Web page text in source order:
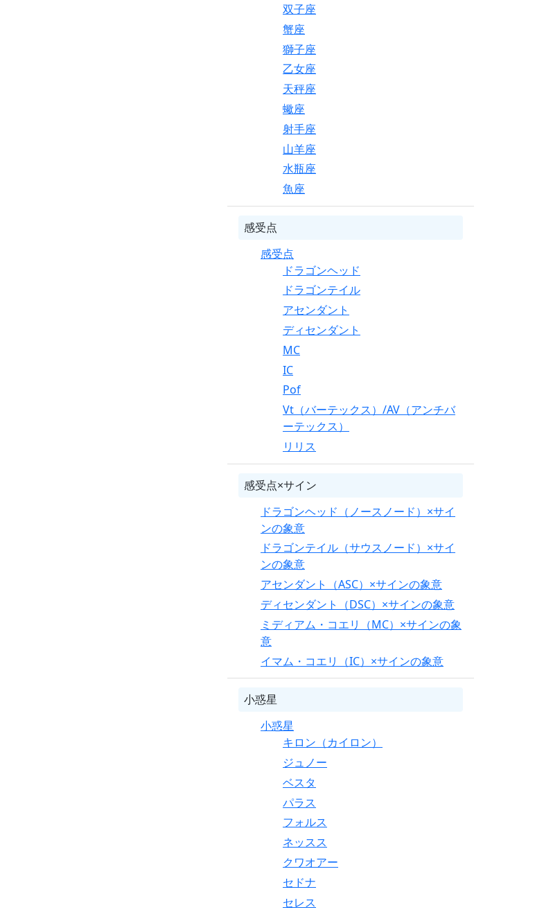
双子座
蟹座
獅子座
乙女座
天秤座
蠍座
射手座
山羊座
水瓶座
魚座
感受点
感受点
ドラゴンヘッド
ドラゴンテイル
アセンダント
ディセンダント
MC
IC
Pof
Vt（バーテックス）/AV（アンチバ
ーテックス）
リリス
感受点×サイン
ドラゴンヘッド（ノースノード）×サイ
ンの象意
ドラゴンテイル（サウスノード）×サイ
ンの象意
アセンダント（ASC）×サインの象意
ディセンダント（DSC）×サインの象意
ミディアム・コエリ（MC）×サインの象
意
イマム・コエリ（IC）×サインの象意
小惑星
小惑星
キロン（カイロン）
ジュノー
ベスタ
パラス
フォルス
ネッスス
クワオアー
セドナ
セレス